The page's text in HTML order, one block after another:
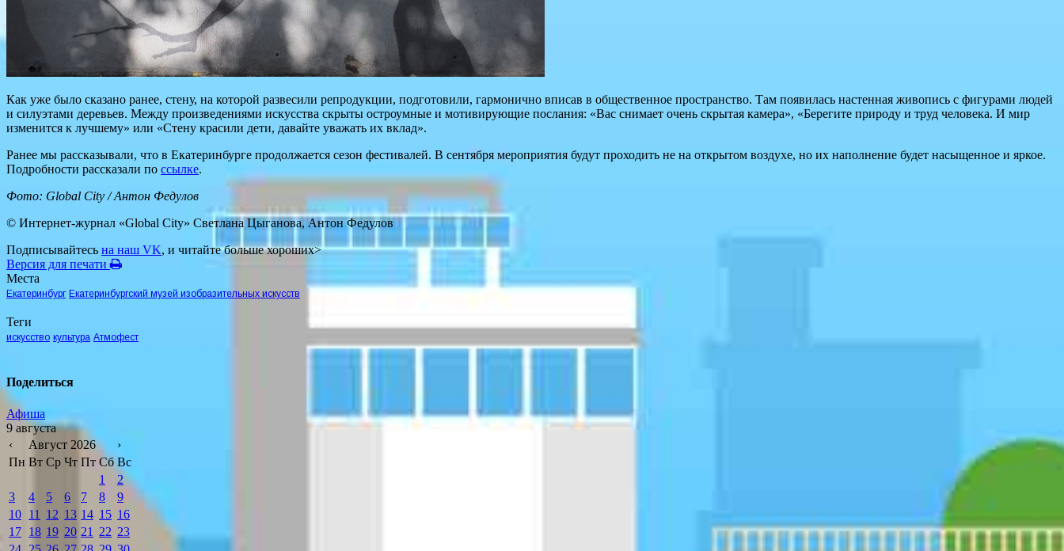
Как уже было сказано ранее, стену, на которой развесили репродукции, подготовили, гармонично вписав в общественное пространство. Там появилась настенная живопись с фигурами людей
и силуэтами деревьев. Между произведениями искусства скрыты остроумные и мотивирующие послания: «Вас снимает очень скрытая камера», «Берегите природу и труд человека. И мир
изменится к лучшему» или «Стену красили дети, давайте уважать их вклад».
Ранее мы рассказывали, что в Екатеринбурге продолжается сезон фестивалей. В сентября мероприятия будут проходить не на открытом воздухе, но их наполнение будет насыщенное и яркое.
Подробности рассказали по ссылке.
Фото: Global City / Антон Федулов
© Интернет-журнал «Global City» Светлана Цыганова, Антон Федулов
Подписывайтесь на наш VK, и читайте больше хороших>
Версия для печати
Места
Екатеринбург Екатеринбургский музей изобразительных искусств
Теги
искусство культура Атмофест
Поделиться
Афиша
9 августа
‹
Август 2026
›
Пн Вт Ср Чт Пт Сб Вс
1
2
3
4 5 6 7 8
9
10 11 12 13 14 15 16
17 18 19 20 21 22 23